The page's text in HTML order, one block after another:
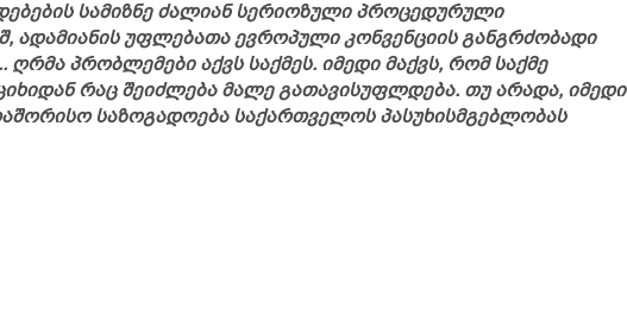
სამიზნე ძალიან სერიოზული პროცედურული
ადამიანის უფლებათა ევროპული კონვენციის განგრძობადი
ღრმა პრობლემები აქვს საქმეს. იმედი მაქვს, რომ საქმე
რაც შეიძლება მალე გათავისუფლდება. თუ არადა, იმედი
საზოგადოება საქართველოს პასუხისმგებლობას